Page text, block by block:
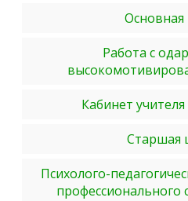
Работа с
Кабинет
Старшая
Психолого-
профессионального